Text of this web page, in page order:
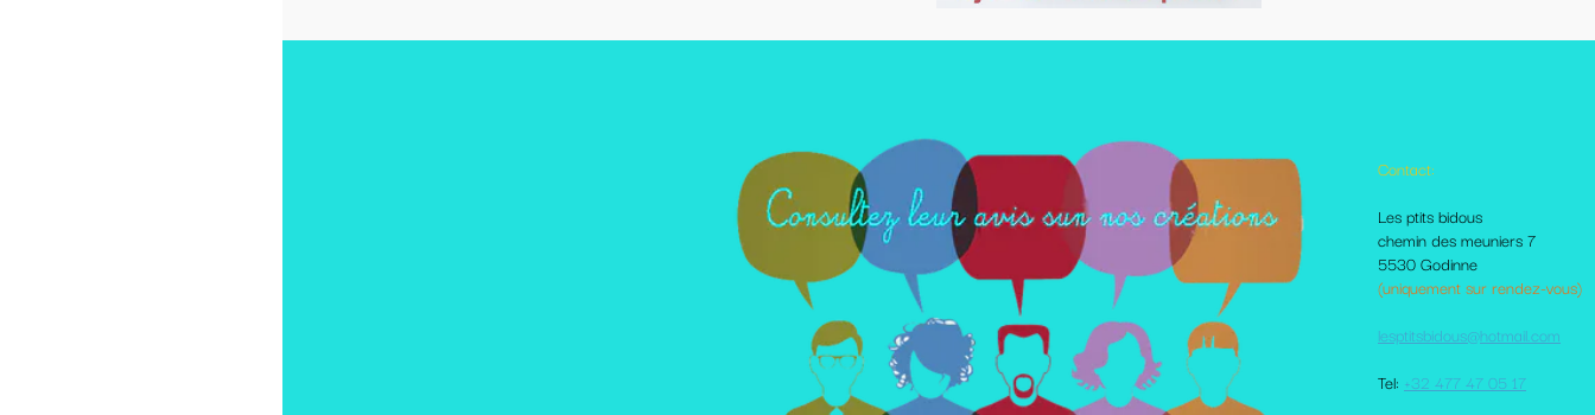
Les ptits bidous
chemin des meuniers 7
5530 Godinne
(uniquement sur rendez-vous)
lesptitsbidous@hotmail.com
Tel:
+32 477 47 05 17
Autres pages disponibles
Foire aux questions
Le Blog
Les livraisons et paiement
Mes amis sur le net
Me contacter
votre comte client